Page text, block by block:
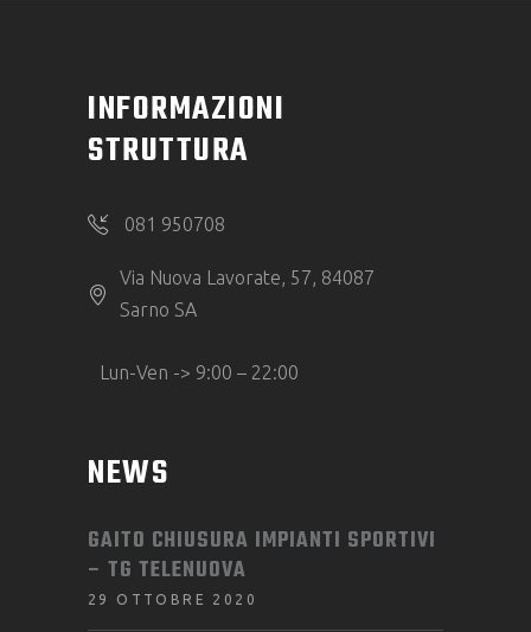
INFORMAZIONI
STRUTTURA
081 950708
Via Nuova Lavorate, 57, 84087
Sarno SA
Lun-Ven -> 9:00 – 22:00
NEWS
GAITO CHIUSURA IMPIANTI SPORTIVI
– TG TELENUOVA
29 OTTOBRE 2020